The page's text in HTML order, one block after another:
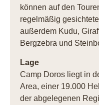
können auf den
regelmäßig
außerdem Kudu,
Bergzebra und
Lage
Camp Doros liegt in
Area, einer 19.000
der abgelegenen